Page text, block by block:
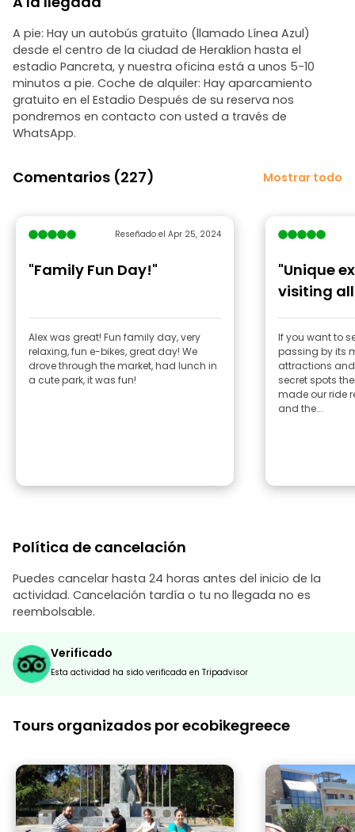
A pie: Hay un autobús gratuito (llamado Línea Azul)
desde el centro de la ciudad de Heraklion hasta el
estadio Pancreta, y nuestra oficina está a unos 5-10
minutos a pie. Coche de alquiler: Hay aparcamiento
gratuito en el Estadio Después de su reserva nos
pondremos en contacto con usted a través de
WhatsApp.
Comentarios (227) Mostrar todo
Reseñado el Apr 25, 2024
"Family Fun Day!"
Alex was great! Fun family day, very
relaxing, fun e-bikes, great day! We
drove through the market, had lunch in
a cute park, it was fun!
"Unique
visiting all the sites of
Heraklion
If you want to
passing by its
attractions
secret spots
made our ride
and the...
Política de cancelación
Puedes cancelar hasta 24 horas antes del inicio de la
actividad. Cancelación tardía o tu no llegada no es
reembolsable.
Verificado
Esta actividad ha sido verificada en Tripadvisor
Tours organizados por ecobikegreece